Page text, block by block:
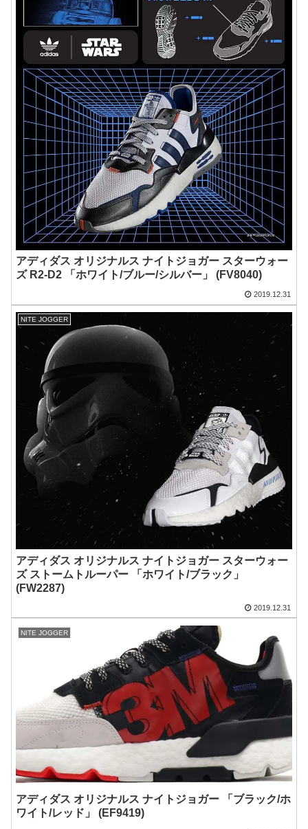
アディダス オリジナルス ナイトジョガー スターウォー
ズ R2-D2 「ホワイト/ブルー/シルバー」 (FV8040)
2019.12.31
NITE JOGGER
アディダス オリジナルス ナイトジョガー スターウォー
ズ ストームトルーパー 「ホワイト/ブラック」
(FW2287)
2019.12.31
NITE JOGGER
アディダス オリジナルス ナイトジョガー 「ブラック/ホ
ワイト/レッド」 (EF9419)